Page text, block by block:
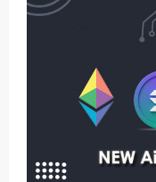
Lighter Protocol: Panduan
Cara
Mengenal Coin
AltIndeks Altseason
PENGU Token